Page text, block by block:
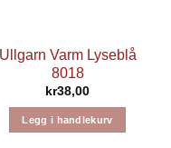
Ullgarn Varm Lyseblå
8018
kr38,00
Legg i handlekurv